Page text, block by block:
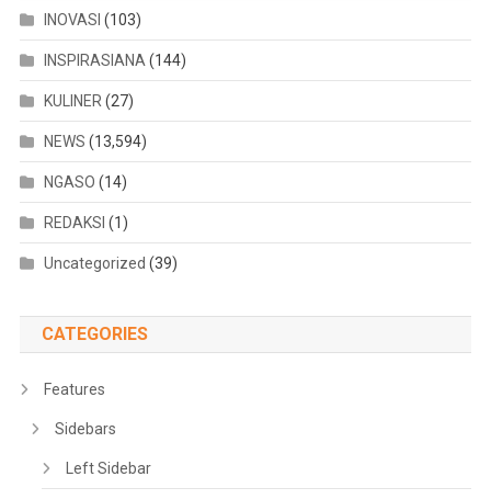
INOVASI (103)
INSPIRASIANA(144)
KULINER(27)
NEWS (13,594)
NGASO (14)
REDAKSI (1)
Uncategorized (39)
CATEGORIES
Features
Sidebars
Left Sidebar